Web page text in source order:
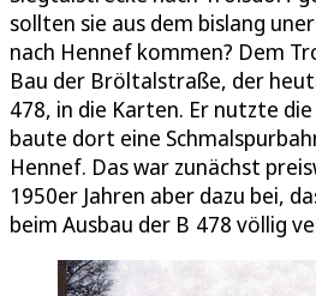
sollten sie aus dem bislang
nach Hennef kommen? Dem
Bau der Bröltalstraße, der
478, in die Karten. Er nutzte
baute dort eine
Hennef. Das war zunächst
1950er Jahren aber dazu bei,
beim Ausbau der B 478 völlig